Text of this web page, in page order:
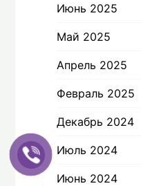
Июнь 2025
Май 2025
Апрель 2025
Февраль 2025
Декабрь 2024
Июль 2024
Июнь 2024